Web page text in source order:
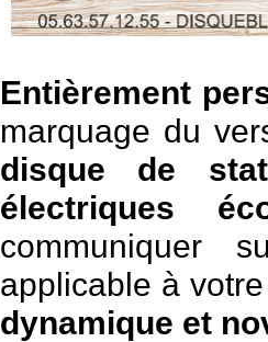
Entièrement
marquage du
disque de
électriques
communiquer
applicable à
dynamique et